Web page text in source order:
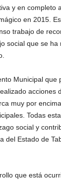
y en completo
en 2015.
trabajo de
social que se
Municipal que
acciones
muy por
Todas
social y
del Estado de
que está